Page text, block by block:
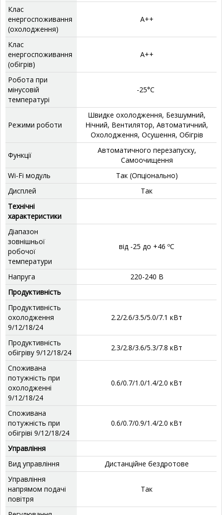
Клас
енергоспоживання
(охолодження)
А++
Клас
енергоспоживання
(обігрів)
А++
Робота при
мінусовій
температурі
-25°C
Режими роботи
‎Швидке охолодження, Безшумний,
Нічний, Вентилятор, Автоматичний,
Охолодження, Осушення, Обігрів
Функції
‎Автоматичного перезапуску,
Самоочищення
Wi-Fi модуль
Так (Опціонально)
Дисплей
‎Так
Технічні
характеристики
Діапазон
зовнішньої
робочої
температури
від -25 до +46 ºС
Напруга
220-240 В
Продуктивність
Продуктивність
охолодження
9/12/18/24
2.2/2.6/3.5/5.0/7.1 кВт
Продуктивність
обігріву 9/12/18/24
2.3/2.8/3.6/5.3/7.8 кВт
Споживана
потужність при
охолодженні
9/12/18/24
0.6/0.7/1.0/1.4/2.0 кВт
Споживана
потужність при
обігріві 9/12/18/24
0.6/0.7/0.9/1.4/2.0 кВт
Управління
Вид управління
Дистанційне бездротове
Управління
напрямом подачі
повітря
Так